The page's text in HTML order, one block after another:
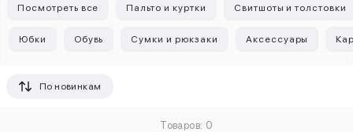
Посмотреть все Пальто и куртки Свитшоты и толстовки
Юбки Обувь Сумки и рюкзаки Аксессуары
По новинкам
Товаров: 0